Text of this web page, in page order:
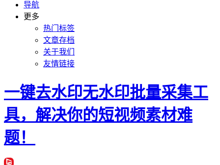
导航
更多
热门标签
文章存档
关于我们
友情链接
一键去水印无水印批量采集工
具，解决你的短视频素材难
题！